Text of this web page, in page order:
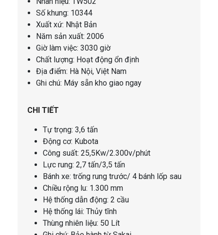
Số khung: 10344
Xuất xứ: Nhật Bản
Năm sản xuất: 2006
Giờ làm việc: 3030 giờ
Chất lượng: Hoạt động ổn định
Địa điểm: Hà Nội, Việt Nam
Ghi chú: Máy sẵn kho giao ngay
CHI TIẾT
Tự trọng: 3,6 tấn
Động cơ: Kubota
Công suất: 25,5Kw/2.300v/phút
Lực rung: 2,7 tấn/3,5 tấn
Bánh xe: trống rung trước/ 4 bánh lốp sau
Chiều rộng lu: 1.300 mm
Hệ thống dẫn động: 2 cầu
Hệ thống lái: Thủy tĩnh
Thùng nhiên liệu: 50 Lít